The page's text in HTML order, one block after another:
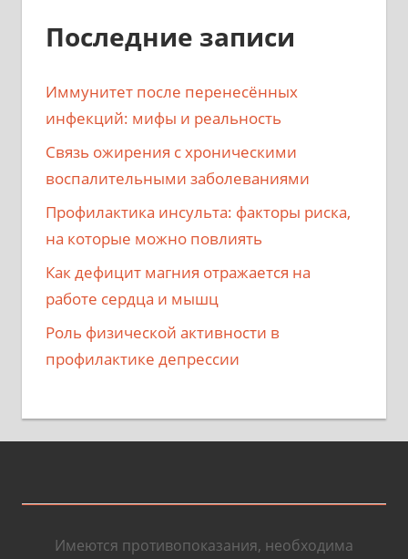
Последние записи
Иммунитет после перенесённых
инфекций: мифы и реальность
Связь ожирения с хроническими
воспалительными заболеваниями
Профилактика инсульта: факторы риска,
на которые можно повлиять
Как дефицит магния отражается на
работе сердца и мышц
Роль физической активности в
профилактике депрессии
Имеются противопоказания, необходима